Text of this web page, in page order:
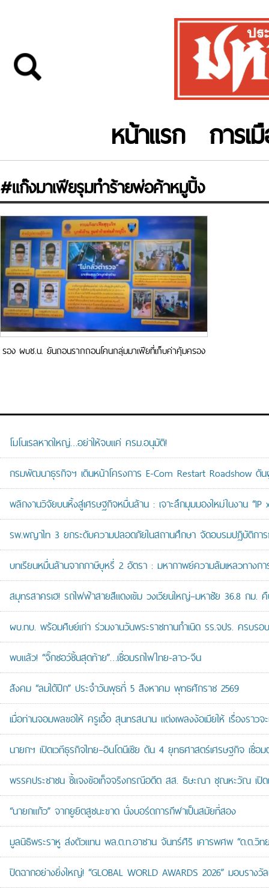
หน้าแรก การเ
#แก๊งมาเฟียรุมทำร้ายพ่อค้าหมูปิ้ง
รอง ผบช.น. ยันถอนรากถอนโคนกลุ่มมาเฟีย​ที่เก็บค่าคุ้มครอง​
โมโนเรลหาดใหญ่…อย่าให้จบแค่ ครม.อนุมัติ!
กรมพัฒนาธุรกิจฯ เดินหน้าโครงการ E-Com Restart Roadshow ดั
พลิกงานวิจัยบนหิ้งสู่เศรษฐกิจหมื่นล้าน : เจาะลึกมุมมองใหม่ในงาน “IP
รพ.พญาไท 3 ยกระดับความปลอดภัยในสถานศึกษา จัดอบรมปฏิบัติกา
บทเรียนหมื่นล้านจากภาษีบุหรี่ 2 อัตรา : มหากาพย์ความล้มเหลวทางก
สมุทรสาครเฮ! รถไฟฟ้าสายสีแดงเข้ม วงเวียนใหญ่–มหาชัย 36.8 ก
ผบ.ทบ. พร้อมศิษย์เก่า ร่วมงานวันพระราชทานกำเนิด รร.จปร. ครบ
พบแล้ว! “จิ๊กซอว์ชิ้นสุดท้าย”…เชื่อมรถไฟไทย-ลาว-จีน
สังคม “ลมใต้ปีก” ประจำวันพุธที่ 5 สิงหาคม พุทธศักราช 2569
เมื่อท่านจอมพลขอให้ ครูเอื้อ สุนทรสนาน แต่งเพลงง้อเมียให้ เรื่องราวจะ
นายกฯ เปิดเวทีธุรกิจไทย–อินโดนีเซีย ดัน 4 ยุทธศาสตร์เศรษฐกิจ เ
พรรคประชาชน ชี้แจงข้อเท็จจริงกรณีอดีต สส. ธิษะณา ชุณหะวัณ เปิด
“นายกแก้ว” จากยูยิตสูชนะขาด นั่งบอร์ดการกีฬาเป็นสมัยที่สอง
มูลนิธิพระราหู ส่งตัวแทน พล.ต.ท.อาชาน จันทร์ศิริ เคารพศพ “ด.ต.วิท
ปิดฉากอย่างยิ่งใหญ่! “GLOBAL WORLD AWARDS 2026” มอบรา